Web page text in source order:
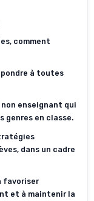
comment
à toutes
enseignant qui
genres en classe.
dans un cadre
favoriser
et à maintenir la